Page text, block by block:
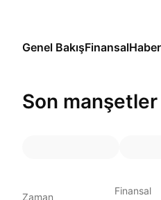
Genel BakışFinansal
Son manşetler
Zaman
Finansal